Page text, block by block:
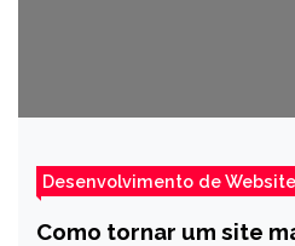
Desenvolvimento de
Como tornar um site